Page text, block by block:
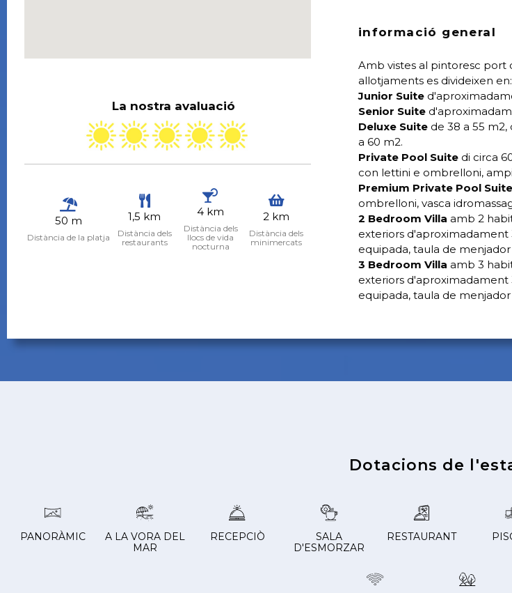
La nostra avaluació
50 m
Distància de la platja
1,5 km
Distància dels
restaurants
4 km
Distància dels
llocs de vida
nocturna
2 km
Distància dels
minimercats
informació general
Amb vistes al pintoresc port
allotjaments es divideixen en:
Junior Suite
Senior Suite
Deluxe Suitede 38 a 55 m2,
a 60 m2.
Private Pool Suitedi circa
con lettini e ombrelloni,
Premium Private Pool Suite
ombrelloni, vasca
2 Bedroom Villa amb 2
exteriors d'aproximadament
equipada, taula de
3 Bedroom Villa amb 3
exteriors d'aproximadament
equipada, taula de
Dotacions de
PANORÀMIC
A LA VORA DEL
MAR
RECEPCIÒ
SALA
D'ESMORZAR
RESTAURANT